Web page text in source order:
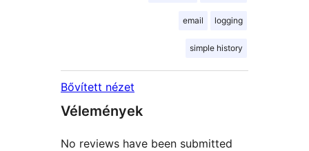
email logging
simple history
Bővített nézet
Vélemények
No reviews have been submitted